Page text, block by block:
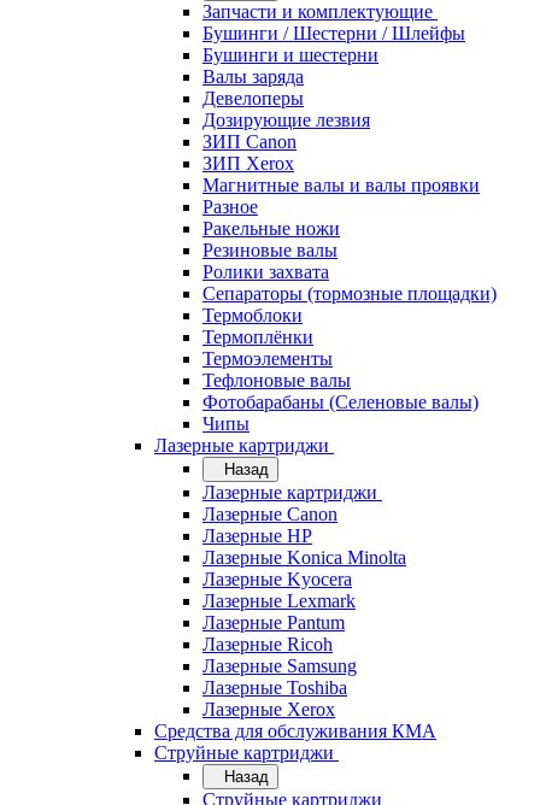
Запчасти и комплектующие
Бушинги / Шестерни / Шлейфы
Бушинги и шестерни
Валы заряда
Девелоперы
Дозирующие лезвия
ЗИП Canon
ЗИП Xerox
Магнитные валы и валы проявки
Разное
Ракельные ножи
Резиновые валы
Ролики захвата
Сепараторы (тормозные площадки)
Термоблоки
Термоплёнки
Термоэлементы
Тефлоновые валы
Фотобарабаны (Селеновые валы)
Чипы
Лазерные картриджи
Назад
Лазерные картриджи
Лазерные Canon
Лазерные HP
Лазерные Konica Minolta
Лазерные Kyocera
Лазерные Lexmark
Лазерные Pantum
Лазерные Ricoh
Лазерные Samsung
Лазерные Toshiba
Лазерные Xerox
Средства для обслуживания КМА
Струйные картриджи
Назад
Струйные картриджи